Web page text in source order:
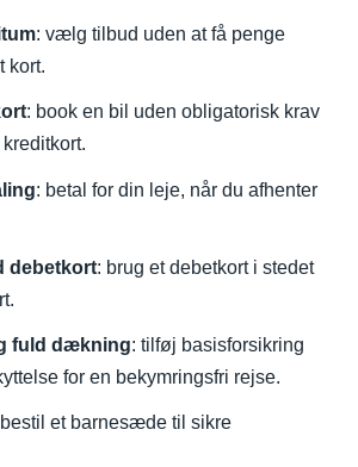
: vælg tilbud uden at få penge
kort.
: book en bil uden obligatorisk krav
: betal for din leje, når du afhenter
debetkort: brug et debetkort i stedet
fuld dækning: tilføj basisforsikring
for en bekymringsfri rejse.
et barnesæde til sikre